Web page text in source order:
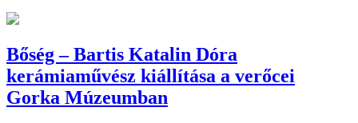
Bőség – Bartis Katalin Dóra
kerámiaművész kiállítása a verőcei
Gorka Múzeumban